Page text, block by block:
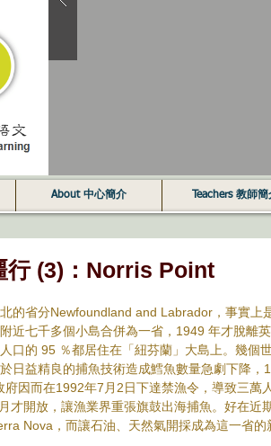
About 中心簡介 Teachers 教師簡
行 (3)：Norris Point
的省分Newfoundland and Labrador，事實上
近七千多個小島合併為一省，1949 年才脫離
口的 95 ％都居住在「紐芬蘭」大島上。幾個
日益精良的捕魚技術造成鱈魚數量急劇下降
府因而在1992年7月2日下達禁漁令，導致三
才開放，讓漁業界重張旗鼓出海捕魚。好在近
Nova，而讓石油、天然氣開採成為這一省的